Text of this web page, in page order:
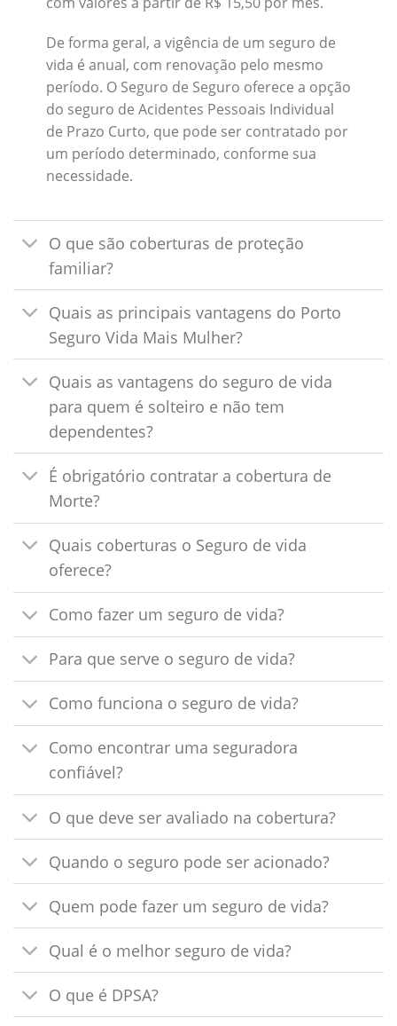
De forma geral, a vigência de um seguro de
vida é anual, com renovação pelo mesmo
período. O Seguro de Seguro oferece a opção
do seguro de Acidentes Pessoais Individual
de Prazo Curto, que pode ser contratado por
um período determinado, conforme sua
necessidade.
O que são coberturas de proteção
familiar?
Quais as principais vantagens do Porto
Seguro Vida Mais Mulher?
Quais as vantagens do seguro de vida
para quem é solteiro e não tem
dependentes?
É obrigatório contratar a cobertura de
Morte?
Quais coberturas o Seguro de vida
oferece?
Como fazer um seguro de vida?
Para que serve o seguro de vida?
Como funciona o seguro de vida?
Como encontrar uma seguradora
confiável?
O que deve ser avaliado na cobertura?
Quando o seguro pode ser acionado?
Quem pode fazer um seguro de vida?
Qual é o melhor seguro de vida?
O que é DPSA?